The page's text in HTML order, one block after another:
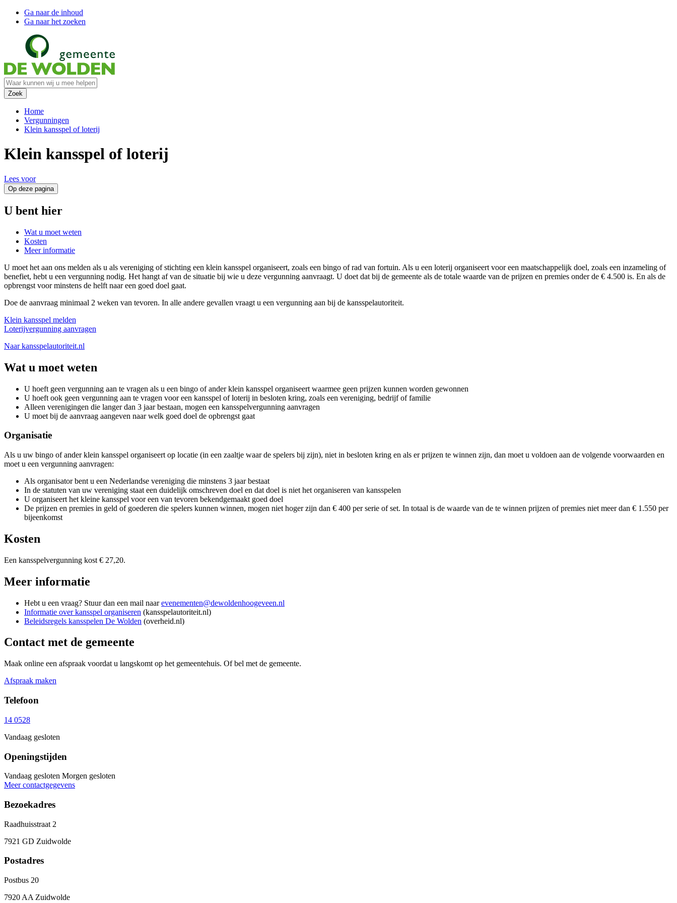
Ga naar de inhoud
Ga naar het zoeken
Home
Vergunningen
Klein kansspel of loterij
Klein kansspel of loterij
Lees voor
Op deze pagina
U bent hier
Wat u moet weten
Kosten
Meer informatie
U moet het aan ons melden als u als vereniging of stichting een klein kansspel organiseert, zoals een bingo of rad van fortuin. Als u een loterij organiseert voor een maatschappelijk doel, zoals een inzameling of
benefiet, hebt u een vergunning nodig. Het hangt af van de situatie bij wie u deze vergunning aanvraagt. U doet dat bij de gemeente als de totale waarde van de prijzen en premies onder de € 4.500 is. En als de
opbrengst voor minstens de helft naar een goed doel gaat.
Doe de aanvraag minimaal 2 weken van tevoren. In alle andere gevallen vraagt u een vergunning aan bij de kansspelautoriteit.
Klein kansspel melden
Loterijvergunning aanvragen
Naar kansspelautoriteit.nl
Wat u moet weten
U hoeft geen vergunning aan te vragen als u een bingo of ander klein kansspel organiseert waarmee geen prijzen kunnen worden gewonnen
U hoeft ook geen vergunning aan te vragen voor een kansspel of loterij in besloten kring, zoals een vereniging, bedrijf of familie
Alleen verenigingen die langer dan 3 jaar bestaan, mogen een kansspelvergunning aanvragen
U moet bij de aanvraag aangeven naar welk goed doel de opbrengst gaat
Organisatie
Als u uw bingo of ander klein kansspel organiseert op locatie (in een zaaltje waar de spelers bij zijn), niet in besloten kring en als er prijzen te winnen zijn, dan moet u voldoen aan de volgende voorwaarden en
moet u een vergunning aanvragen:
Als organisator bent u een Nederlandse vereniging die minstens 3 jaar bestaat
In de statuten van uw vereniging staat een duidelijk omschreven doel en dat doel is niet het organiseren van kansspelen
U organiseert het kleine kansspel voor een van tevoren bekendgemaakt goed doel
De prijzen en premies in geld of goederen die spelers kunnen winnen, mogen niet hoger zijn dan € 400 per serie of set. In totaal is de waarde van de te winnen prijzen of premies niet meer dan € 1.550 per
bijeenkomst
Kosten
Een kansspelvergunning kost € 27,20.
Meer informatie
Hebt u een vraag? Stuur dan een mail naarevenementen@dewoldenhoogeveen.nl
Informatie over kansspel organiseren (kansspelautoriteit.nl)
Beleidsregels kansspelen De Wolden (overheid.nl)
Contact met de gemeente
Maak online een afspraak voordat u langskomt op het gemeentehuis. Of bel met de gemeente.
Afspraak maken
Telefoon
14 0528
Vandaag gesloten
Openingstijden
Vandaag gesloten Morgen gesloten
Meer contactgegevens
Bezoekadres
Raadhuisstraat 2
7921 GD Zuidwolde
Postadres
Postbus 20
7920 AA Zuidwolde